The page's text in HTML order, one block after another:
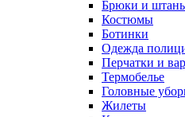
Брюки и
Костюмы
Ботинки
Одежда
Перчатки и
Термобелье
Головные
Жилеты